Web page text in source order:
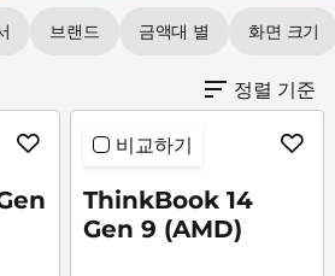
브랜드 금액대 별 화면 크기
정렬 기준
비교하기
ThinkBook 14
Gen 9 (AMD)